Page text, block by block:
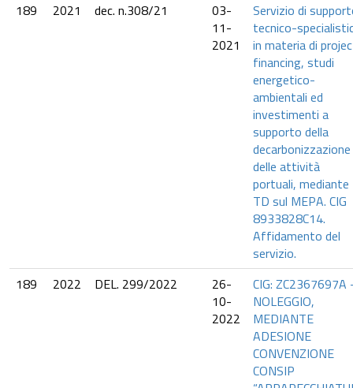
189
2021 dec. n.308/21
03-
11-
2021
Servizio di
tecnico-
in materia di
financing, studi
energetico-
ambientali ed
investimenti a
supporto della
decarbonizzazione
delle attività
portuali, mediante
TD sul MEPA. CIG
8933828C14.
Affidamento del
servizio.
189
2022 DEL. 299/2022
26-
10-
2022
CIG: ZC2367697A
NOLEGGIO,
MEDIANTE
ADESIONE
CONVENZIONE
CONSIP